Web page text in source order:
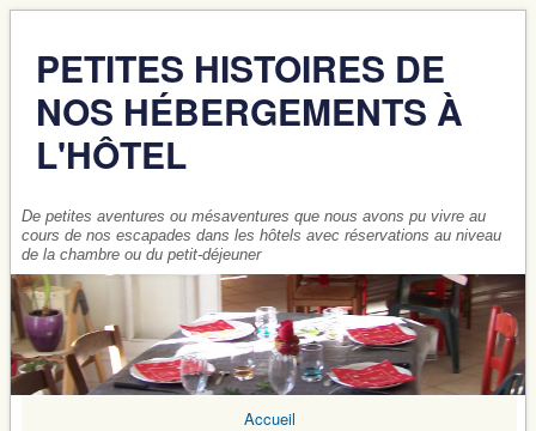
PETITES HISTOIRES DE
NOS HÉBERGEMENTS À
L'HÔTEL
De petites aventures ou mésaventures que nous avons pu vivre au
cours de nos escapades dans les hôtels avec réservations au niveau
de la chambre ou du petit-déjeuner
Accueil